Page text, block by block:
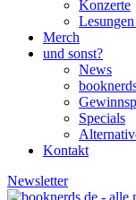
Konzerte
Merch
und sonst?
News
Specials
Kontakt
Newsletter